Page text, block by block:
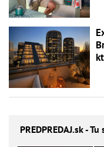
PREDPREDAJ.sk -